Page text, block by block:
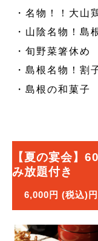
・名物！！大山
・山陰名物！島
・旬野菜箸休め
・島根名物！割
・島根の和菓子
【夏の宴会】
み放題付き
6,000円 (税込)円